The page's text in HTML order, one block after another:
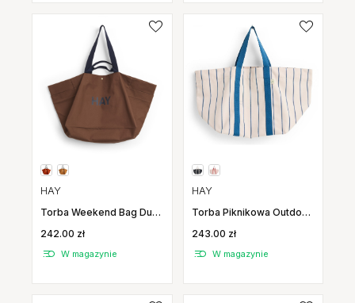
HAY
Torba Weekend Bag Duża
242.00 zł
W magazynie
HAY
Torba Piknikowa Outdoor
Niebieskie Pasy Hay
243.00 zł
W magazynie